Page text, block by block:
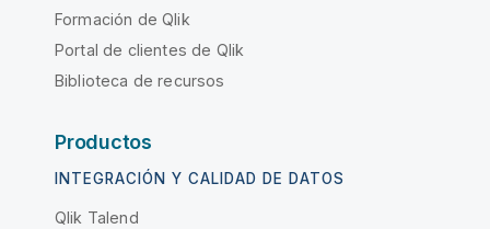
Formación de Qlik
Portal de clientes de Qlik
Biblioteca de recursos
Productos
INTEGRACIÓN Y CALIDAD DE DATOS
Qlik Talend